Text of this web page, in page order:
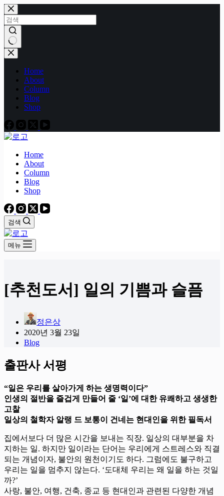
본
문
으
로
건
너
결
Home
About
Column
Blog
Shop
Home
About
Column
Blog
Shop
검색
메뉴
[추천도서] 일의 기쁨과 슬픔
정은상
2020년 3월 23일
Blog
출판사 서평
“일은 우리를 살아가게 하는 생명력이다”
인생의 절반을 즐겁게 만들어 줄 ‘일’에 대한 유쾌하고 생생한
고찰
일상의 철학자 알랭 드 보통이 건네는 현대인을 위한 필독서
집에서보다 더 많은 시간을 보내는 직장. 일상의 대부분을 차
지하는 일. 하지만 일이라는 단어는 우리에게 스트레스와 직결
되는 개념이자, 불안의 원천이기도 하다. 그럼에도 불구하고
우리는 일을 멈추지 않는다. ‘도대체 우리는 왜 일을 하는 것일
까?’
사랑, 불안, 여행, 건축, 종교 등 현대인과 관련된 다양한 개념